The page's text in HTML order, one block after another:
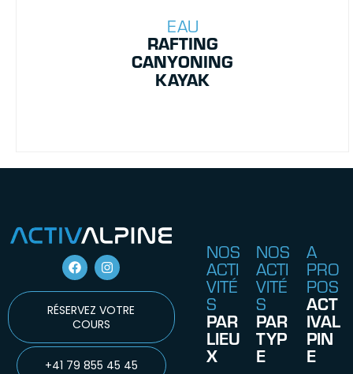
EAU
RAFTING
CANYONING
KAYAK
RÉSERVEZ VOTRE
COURS
+41 79 855 45 45
NOS
ACTI
VITÉ
S
PAR
LIEU
X
NOS
ACTI
VITÉ
S
PAR
TYP
E
A
PRO
POS
ACT
IVAL
PIN
E